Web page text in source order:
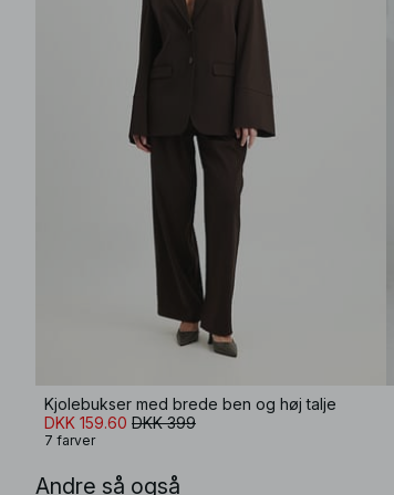
Kjolebukser med brede ben og høj talje
DKK 159.60 DKK 399
7 farver
Andre så også